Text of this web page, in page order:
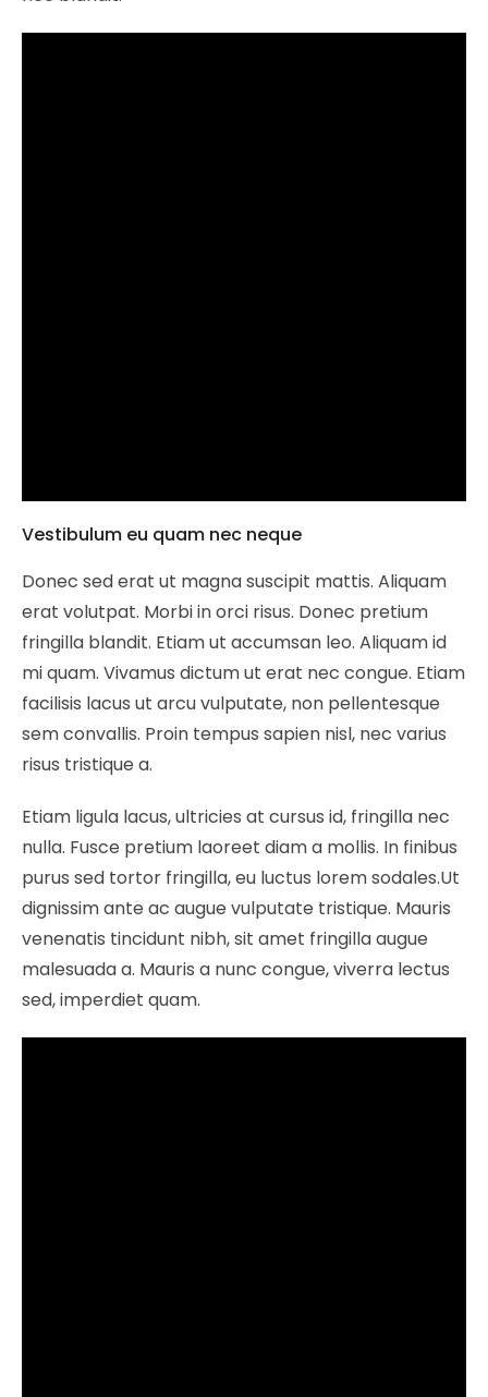
Vestibulum eu quam nec neque
Donec sed erat ut magna suscipit mattis. Aliquam
erat volutpat. Morbi in orci risus. Donec pretium
fringilla blandit. Etiam ut accumsan leo. Aliquam id
mi quam. Vivamus dictum ut erat nec congue. Etiam
facilisis lacus ut arcu vulputate, non pellentesque
sem convallis. Proin tempus sapien nisl, nec varius
risus tristique a.
Etiam ligula lacus, ultricies at cursus id, fringilla nec
nulla. Fusce pretium laoreet diam a mollis. In finibus
purus sed tortor fringilla, eu luctus lorem sodales.Ut
dignissim ante ac augue vulputate tristique. Mauris
venenatis tincidunt nibh, sit amet fringilla augue
malesuada a. Mauris a nunc congue, viverra lectus
sed, imperdiet quam.